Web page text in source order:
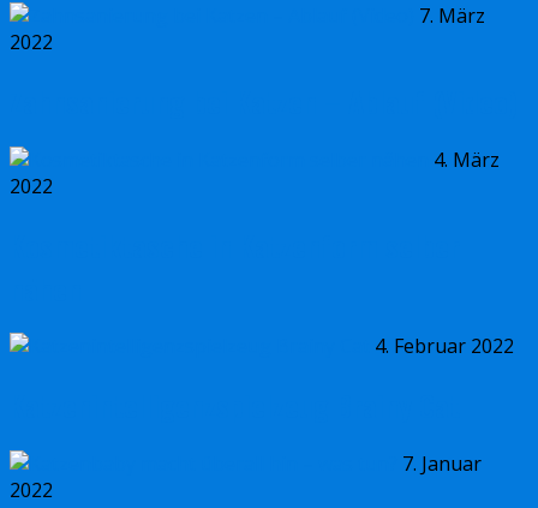
7. März
2022
4. März
2022
4. Februar 2022
7. Januar
2022